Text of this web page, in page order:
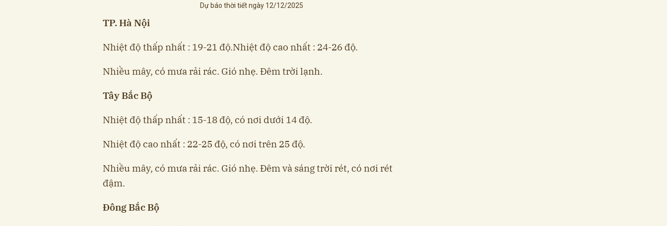
Dự báo thời tiết ngày 12/12/2025
TP. Hà Nội
Nhiệt độ thấp nhất : 19-21 độ.Nhiệt độ cao nhất : 24-26 độ.
Nhiều mây, có mưa rải rác. Gió nhẹ. Đêm trời lạnh.
Tây Bắc Bộ
Nhiệt độ thấp nhất : 15-18 độ, có nơi dưới 14 độ.
Nhiệt độ cao nhất : 22-25 độ, có nơi trên 25 độ.
Nhiều mây, có mưa rải rác. Gió nhẹ. Đêm và sáng trời rét, có nơi rét
đậm.
Đông Bắc Bộ